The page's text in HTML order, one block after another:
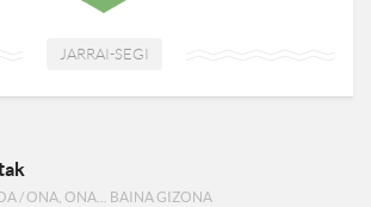
JARRAI-SEGI
/ONA, ONA... BAINA GIZONA